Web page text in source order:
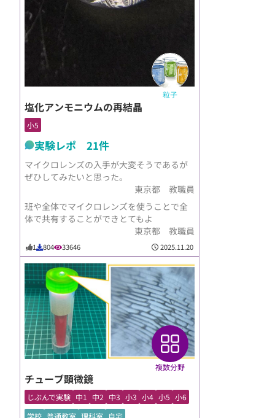
粒子
塩化アンモニウムの再結晶
小5
実験レポ 21件
マイクロレンズの入手が大変そうであるが
ぜひしてみたいと思った。
東京都 教職員
班や全体でマイクロレンズを使うことで全
体で共有することができとてもよ
東京都 教職員
1 804 33646 2025.11.20
複数分野
チューブ顕微鏡
じぶんで実験 中1 中2 中3 小3 小4 小5 小6
学校 普通教室 理科室 自宅